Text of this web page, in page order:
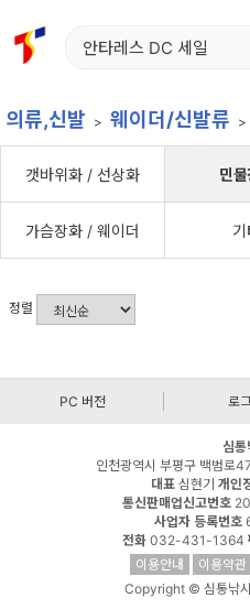
홈 신상품 재입고 베
의류,신발 웨이더/신발류
갯바위화 / 선상화 민
가슴장화 / 웨이더
정렬
PC 버전 로
심통
인천광역시 부평구 백범로
대표 심현기 개인
통신판매업신고번호
사업자 등록번호
전화 032-431-1364
이용안내
이용약관
Copyright © 심통낚